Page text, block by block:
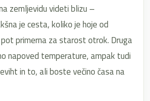
zemljevidu videti blizu –
je cesta, koliko je hoje od
primerna za starost otrok. Druga
napoved temperature, ampak tudi
in to, ali boste večino časa na